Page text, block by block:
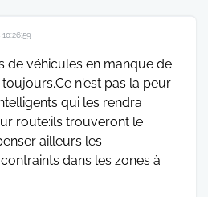
de véhicules en manque de
n'est pas la peur
qui les rendra
route:ils trouveront le
ailleurs les
dans les zones à